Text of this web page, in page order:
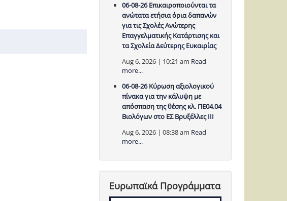
06-08-26 Επικαιροποιούνται τα
ανώτατα ετήσια όρια δαπανών
για τις Σχολές Ανώτερης
Επαγγελματικής Κατάρτισης και
τα Σχολεία Δεύτερης Ευκαιρίας
Aug 6, 2026 | 10:21 am Read
more...
06-08-26 Κύρωση αξιολογικού
πίνακα για την κάλυψη με
απόσπαση της θέσης κλ. ΠΕ04.04
Βιολόγων στο ΕΣ Βρυξέλλες ΙΙΙ
Aug 6, 2026 | 08:38 am Read
more...
Ευρωπαϊκά Προγράμματα